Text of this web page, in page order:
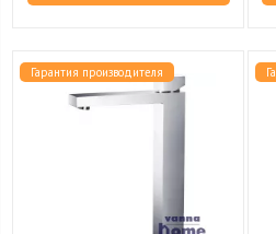
Гарантия производителя